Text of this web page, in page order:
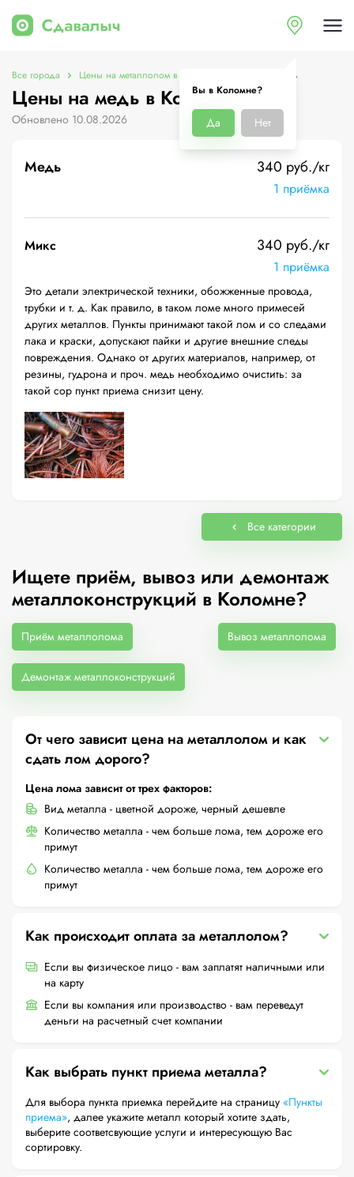
Вы в Коломне?
Да Нет
Все города Цены на металлолом в Коломне Цены на медь
Цены на медь в Коломне
Обновлено 10.08.2026
Медь 340 руб./кг
1 приёмка
Микс 340 руб./кг
1 приёмка
Это детали электрической техники, обожженные провода,
трубки и т. д. Как правило, в таком ломе много примесей
других металлов. Пункты принимают такой лом и со следами
лака и краски, допускают пайки и другие внешние следы
повреждения. Однако от других материалов, например, от
резины, гудрона и проч. медь необходимо очистить: за
такой сор пункт приема снизит цену.
Все категории
Ищете приём, вывоз или демонтаж
металлоконструкций в Коломне?
Приём металлолома Вывоз металлолома
Демонтаж металлоконструкций
От чего зависит цена на металлолом и как
сдать лом дорого?
Цена лома зависит от трех факторов:
Вид металла - цветной дороже, черный дешевле
Количество металла - чем больше лома, тем дороже его
примут
Количество металла - чем больше лома, тем дороже его
примут
Как происходит оплата за металлолом?
Если вы физическое лицо - вам заплатят наличными или
на карту
Если вы компания или производство - вам переведут
деньги на расчетный счет компании
Как выбрать пункт приема металла?
Для выбора пункта приемка перейдите на страницу «Пункты
приема», далее укажите металл который хотите здать,
выберите соответсвующие услуги и интересующую Вас
сортировку.